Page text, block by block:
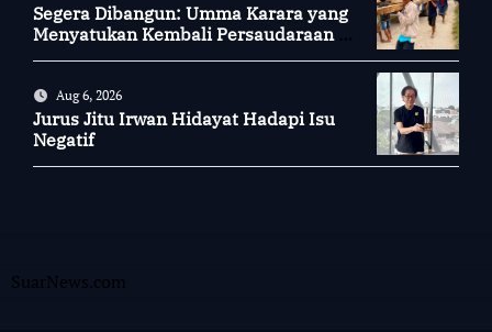
Segera Dibangun: Umma Karara yang
Menyatukan Kembali Persaudaraan di
Aug 6, 2026
Jurus Jitu Irwan Hidayat Hadapi Isu
Negatif
SuarNews.com